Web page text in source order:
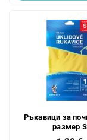
Ръкавици за
размер S